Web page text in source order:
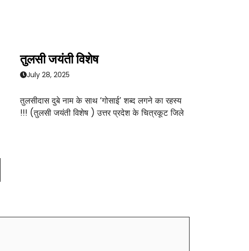
तुलसी जयंती विशेष
July 28, 2025
तुलसीदास दुबे नाम के साथ ‘गोसाई’ शब्द लगने का रहस्य
!!! (तुलसी जयंती विशेष ) उत्तर प्रदेश के चित्रकूट जिले